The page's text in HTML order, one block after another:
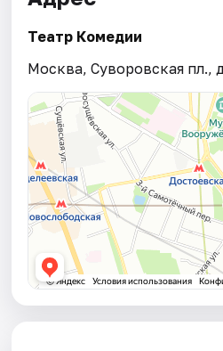
Театр Комедии
Москва, Суворовская пл.,